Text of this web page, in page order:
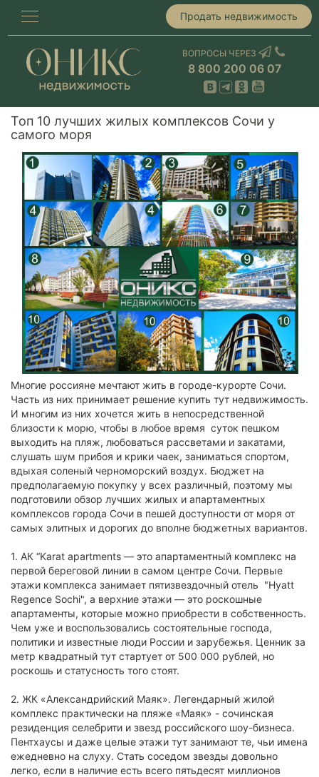
Продать недвижимость
ВОПРОСЫ ЧЕРЕЗ
8 800 200 06 07
Топ 10 лучших жилых комплексов Сочи у
самого моря
Многие россияне мечтают жить в городе-курорте Сочи.
Часть из них принимает решение купить тут недвижимость.
И многим из них хочется жить в непосредственной
близости к морю, чтобы в любое время суток пешком
выходить на пляж, любоваться рассветами и закатами,
слушать шум прибоя и крики чаек, заниматься спортом,
вдыхая соленый черноморский воздух. Бюджет на
предполагаемую покупку у всех различный, поэтому мы
подготовили обзор лучших жилых и апартаментных
комплексов города Сочи в пешей доступности от моря от
самых элитных и дорогих до вполне бюджетных вариантов.
1. АК “Karat apartments — это апартаментный комплекс на
первой береговой линии в самом центре Сочи. Первые
этажи комплекса занимает пятизвездочный отель "Hyatt
Regence Sochi", а верхние этажи — это роскошные
апартаменты, которые можно приобрести в собственность.
Чем уже и воспользовались состоятельные господа,
политики и известные люди России и зарубежья. Ценник за
метр квадратный тут стартует от 500 000 рублей, но
роскошь и статусность того стоят.
2. ЖК «Александрийский Маяк». Легендарный жилой
комплекс практически на пляже «Маяк» - сочинская
резиденция селебрити и звезд российского шоу-бизнеса.
Пентхаусы и даже целые этажи тут занимают те, чьи имена
ежедневно на слуху. Стать соседом звезды довольно
легко, если в наличие есть всего пятьдесят миллионов